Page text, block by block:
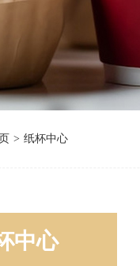
> 纸杯中心
中心